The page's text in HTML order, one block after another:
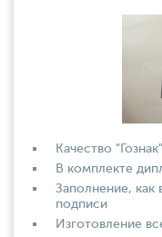
Качество "Гознак"
В комплекте
Заполнение, как
подписи
Изготовление